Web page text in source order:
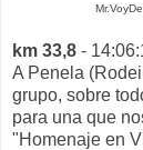
km 33,8 -
A Penela
grupo, sobre
para una que
"Homenaje en